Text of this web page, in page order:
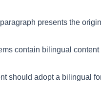
presents the
contain bilingual content
should adopt a bilingual